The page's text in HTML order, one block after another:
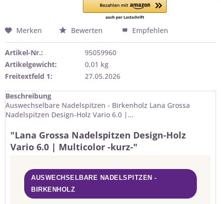
Merken Bewerten Empfehlen
Artikel-Nr.:
95059960
Artikelgewicht:
0,01 kg
Freitextfeld 1:
27.05.2026
Beschreibung
Auswechselbare Nadelspitzen - Birkenholz Lana Grossa
Nadelspitzen Design-Holz Vario 6.0 |...
"Lana Grossa Nadelspitzen Design-Holz
Vario 6.0 | Multicolor -kurz-"
AUSWECHSELBARE NADELSPITZEN -
BIRKENHOLZ